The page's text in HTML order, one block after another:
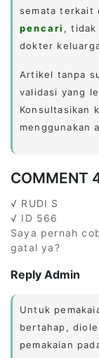
semata terkait
pencari , tidak
dokter
Artikel tanpa
validasi yang
Konsultasikan
menggunakan
COMMENT
√ RUDI S
√ ID 566
Saya pernah
gatal ya?
Reply Admin
Untuk
bertahap,
pemakaian